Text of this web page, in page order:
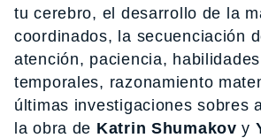
tu cerebro, el desarrollo de la
coordinados, la secuenciación
atención, paciencia,
temporales, razonamiento
últimas investigaciones sobres
la obra de Katrin Shumakov y